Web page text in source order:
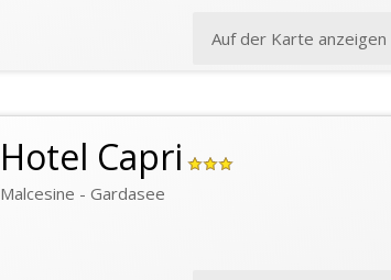
Auf der Karte anzeigen
Hotel Capri
Malcesine - Gardasee